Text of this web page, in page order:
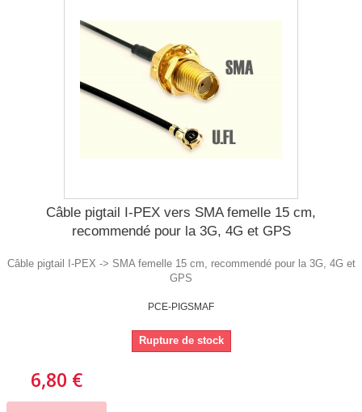
Câble pigtail I-PEX vers SMA femelle 15 cm,
recommendé pour la 3G, 4G et GPS
Câble pigtail I-PEX -> SMA femelle 15 cm, recommendé pour la 3G, 4G et
GPS
PCE-PIGSMAF
Rupture de stock
6,80 €